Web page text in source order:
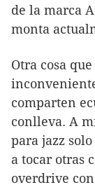
de la marca
monta
Otra cosa
comparten
conlleva. A
para jazz
a tocar otras
overdrive